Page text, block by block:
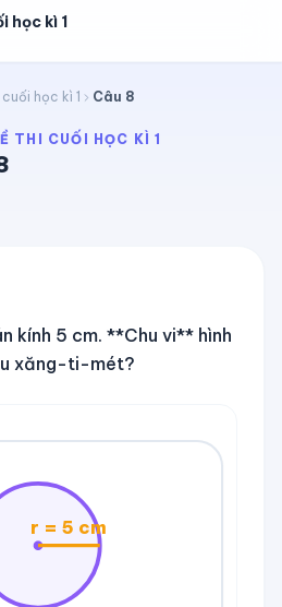
học kì 1
học kì 1 Câu 8
THI CUỐI HỌC KÌ 1
kính 5 cm. **Chu vi** hình
xăng-ti-mét?
r =5 cm